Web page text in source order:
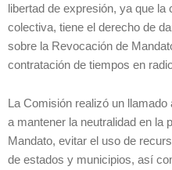
libertad de expresión, ya que
colectiva, tiene el derecho de
sobre la Revocación de
contratación de tiempos en
La Comisión realizó un
a mantener la neutralidad en la
Mandato, evitar el uso de
de estados y municipios, así